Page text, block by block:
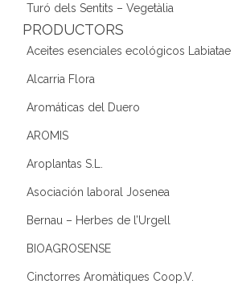
Turó dels Sentits – Vegetàlia
PRODUCTORS
Aceites esenciales ecológicos Labiatae
Alcarria Flora
Aromáticas del Duero
AROMIS
Aroplantas S.L.
Asociación laboral Josenea
Bernau – Herbes de l’Urgell
BIOAGROSENSE
Cinctorres Aromàtiques Coop.V.